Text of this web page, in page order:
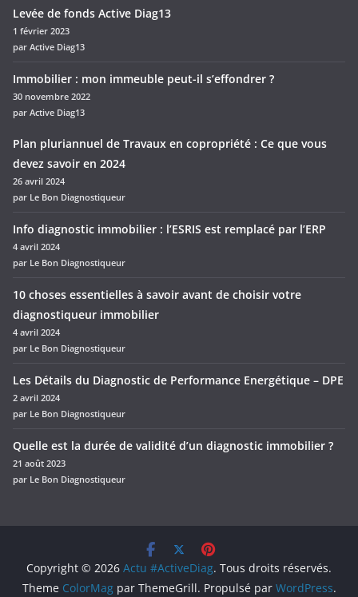
Levée de fonds Active Diag13
1 février 2023
par Active Diag13
Immobilier : mon immeuble peut-il s’effondrer ?
30 novembre 2022
par Active Diag13
Plan pluriannuel de Travaux en copropriété : Ce que vous
devez savoir en 2024
26 avril 2024
par Le Bon Diagnostiqueur
Info diagnostic immobilier : l’ESRIS est remplacé par l’ERP
4 avril 2024
par Le Bon Diagnostiqueur
10 choses essentielles à savoir avant de choisir votre
diagnostiqueur immobilier
4 avril 2024
par Le Bon Diagnostiqueur
Les Détails du Diagnostic de Performance Energétique – DPE
2 avril 2024
par Le Bon Diagnostiqueur
Quelle est la durée de validité d’un diagnostic immobilier ?
21 août 2023
par Le Bon Diagnostiqueur
Copyright © 2026 Actu #ActiveDiag. Tous droits réservés.
Theme ColorMagpar ThemeGrill. Propulsé par WordPress.